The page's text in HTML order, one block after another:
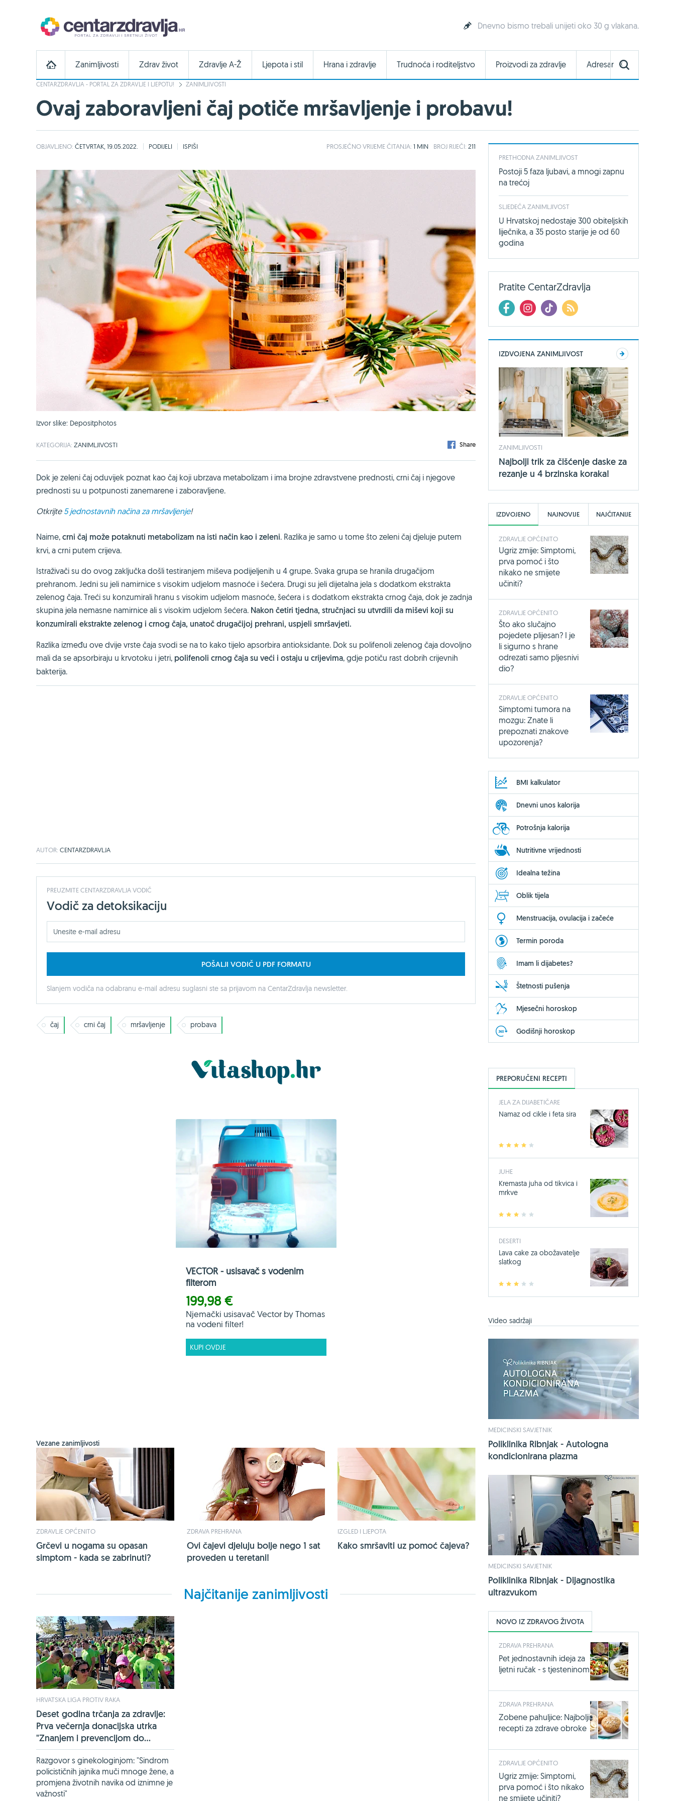
Dnevno bismo trebali unijeti oko 30 g vlakana.
Zanimljivosti Zdrav život Zdravlje A-Ž Ljepota i stil Hrana i zdravlje Trudnoća i roditeljstvo Proizvodi za zdravlje Adresar
CENTARZDRAVLJA - PORTAL ZA ZDRAVLJE I LJEPOTU! ZANIMLJIVOSTI
Ovaj zaboravljeni čaj potiče mršavljenje i probavu!
OBJAVLJENO: ČETVRTAK, 19.05.2022. PODIJELI ISPIŠI PROSJEČNOVRIJEME ČITANJA: 1 MIN BROJ RIJEČI: 211
Izvor slike: Depositphotos
KATEGORIJA: ZANIMLJIVOSTI Share
Dok je zeleni čaj oduvijek poznat kao čaj koji ubrzava metabolizam i ima brojne zdravstvene prednosti, crni čaj i njegove
prednosti su u potpunosti zanemarene i zaboravljene.
Otkrijte 5 jednostavnih načina za mršavljenje!
Naime, crni čaj može potaknuti metabolizam na isti način kao i zeleni. Razlika je samo u tome što zeleni čaj djeluje putem
krvi, a crni putem crijeva.
Istraživači su do ovog zaključka došli testiranjem miševa podijeljenih u 4 grupe. Svaka grupa se hranila drugačijom
prehranom. Jedni su jeli namirnice s visokim udjelom masnoće i šećera. Drugi su jeli dijetalna jela s dodatkom ekstrakta
zelenog čaja. Treći su konzumirali hranu s visokim udjelom masnoće, šećera i s dodatkom ekstrakta crnog čaja, dok je zadnja
skupina jela nemasne namirnice ali s visokim udjelom šećera. Nakon četiri tjedna, stručnjaci su utvrdili da miševi koji su
konzumirali ekstrakte zelenog i crnog čaja, unatoč drugačijoj prehrani, uspjeli smršavjeti.
Razlika između ove dvije vrste čaja svodi se na to kako tijelo apsorbira antioksidante. Dok su polifenoli zelenog čaja dovoljno
mali da se apsorbiraju u krvotoku i jetri, polifenoli crnog čaja su veći i ostaju u crijevima, gdje potiču rast dobrih crijevnih
bakterija.
AUTOR: CENTARZDRAVLJA
PREUZMITE CENTARZDRAVLJA VODIČ
Vodič za detoksikaciju
POŠALJI VODIČ U PDF FORMATU
Slanjem vodiča na odabranu e-mail adresu suglasni ste sa prijavom na CentarZdravlja newsletter.
čaj crni čaj mršavljenje probava
VECTOR - usisavač s vodenim
filterom
199,98 €
Njemački usisavač Vector by Thomas
na vodeni filter!
KUPI OVDJE 17,49 €
KUPI OVDJE
Vezane zanimljivosti
ZDRAVLJE OPĆENITO
Grčevi u nogama su opasan
simptom - kada se zabrinuti?
ZDRAVA PREHRANA
Ovi čajevi djeluju bolje nego 1 sat
proveden u teretani!
IZGLED I LJEPOTA
Kako smršaviti uz pomoć čajeva?
Najčitanije zanimljivosti
HRVATSKA LIGA PROTIV RAKA
Deset godina trčanja za zdravlje:
Prva večernja donacijska utrka
"Znanjem i prevencijom do...
Razgovor s ginekologinjom: "Sindrom
policističnih jajnika muči mnoge žene, a
promjena životnih navika od iznimne je
važnosti"
PRETHODNA ZANIMLJIVOST
Postoji 5 faza ljubavi, a mnogi zapnu
na trećoj
SLJEDEĆA ZANIMLJIVOST
U Hrvatskoj nedostaje 300 obiteljskih
liječnika, a 35 posto starije je od 60
godina
Pratite CentarZdravlja
IZDVOJENA ZANIMLJIVOST
ZANIMLJIVOSTI
Najbolji trik za čišćenje daske za
rezanje u 4 brzinska koraka!
IZDVOJENO NAJNOVIJE NAJČITANIJE
ZDRAVLJE OPĆENITO
Ugriz zmije: Simptomi,
prva pomoć i što
nikako ne smijete
učiniti?
ZDRAVLJE OPĆENITO
Što ako slučajno
pojedete plijesan? I je
li sigurno s hrane
odrezati samo pljesnivi
dio?
ZDRAVLJE OPĆENITO
Simptomi tumora na
mozgu: Znate li
prepoznati znakove
upozorenja?
BMI kalkulator
Dnevni unos kalorija
Potrošnja kalorija
Nutritivne vrijednosti
Idealna težina
Oblik tijela
Menstruacija, ovulacija i začeće
Termin poroda
Imam li dijabetes?
Štetnosti pušenja
Mjesečni horoskop
Godišnji horoskop
PREPORUČENI RECEPTI
JELA ZA DIJABETIČARE
2 3 4
Namaz od cikle i feta sira
JUHE
2 3 4
Kremasta juha od tikvica i
mrkve
DESERTI
2 3 4
Lava cake za obožavatelje
slatkog
Video sadržaji
MEDICINSKI SAVJETNIK
Poliklinika Ribnjak - Autologna
kondicionirana plazma
MEDICINSKI SAVJETNIK
Poliklinika Ribnjak - Dijagnostika
ultrazvukom
NOVO IZ ZDRAVOG ŽIVOTA
ZDRAVA PREHRANA
Pet jednostavnih ideja za
ljetni ručak - s tjesteninom
ZDRAVA PREHRANA
Zobene pahuljice: Najbolji
recepti za zdrave obroke
ZDRAVLJE OPĆENITO
Ugriz zmije: Simptomi,
prva pomoć i što nikako
ne smijete učiniti?